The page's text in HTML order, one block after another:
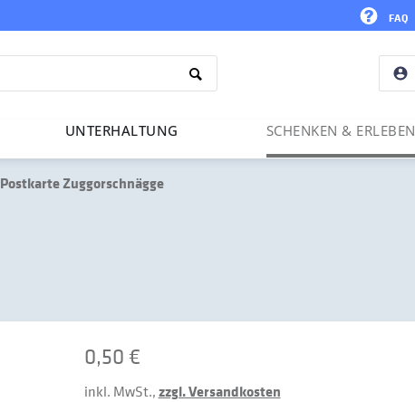
FAQ
UNTER­HAL­TUNG SCHENKEN & ERLEBEN
Postkarte Zuggorschnägge
0,50 €
inkl. MwSt.,zzgl. Versandkosten